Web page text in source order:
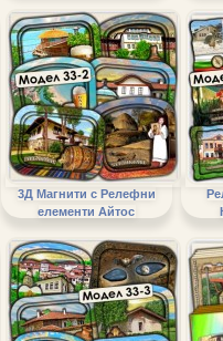
3Д Магнити с Релефни
елементи Айтос